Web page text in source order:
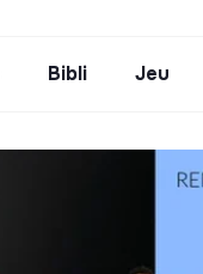
Bibli Jeu